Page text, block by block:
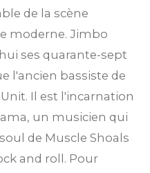
de la scène
moderne. Jimbo
ses quarante-sept
l'ancien bassiste de
Il est l'incarnation
un musicien qui
de Muscle Shoals
and roll. Pour